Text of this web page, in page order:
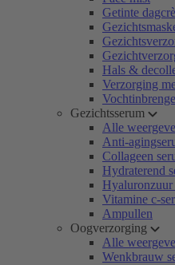
Getinte
Hals &
Verzorging
Gezichtsserum
Alle
Anti-
Collageen
Hydraterend
Hyaluronzuur
Vitamine c-
Ampullen
Oogverzorging
Alle
Wenkbrauw